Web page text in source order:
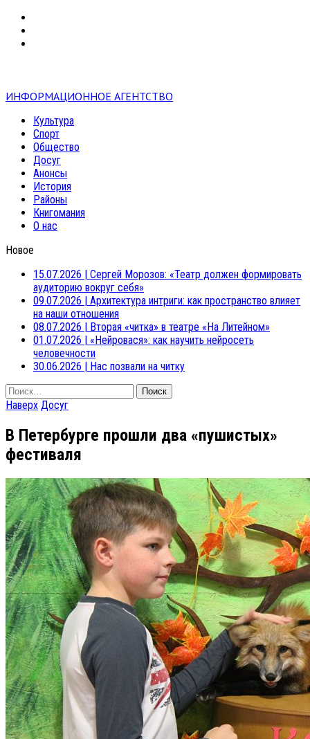
ИНФОРМАЦИОННОЕ АГЕНТСТВО
Культура
Спорт
Общество
Досуг
Анонсы
История
Районы
Книгомания
О нас
Новое
15.07.2026 | Сергей Морозов: «Театр должен формировать
аудиторию вокруг себя»
09.07.2026 | Архитектура интриги: как пространство влияет
на наши отношения
08.07.2026 | Вторая «читка» в театре «На Литейном»
01.07.2026 | «Нейровася»: как научить нейросеть
человечности
30.06.2026 | Нас позвали на читку
Найти:
Наверх Досуг
В Петербурге прошли два «пушистых»
фестиваля